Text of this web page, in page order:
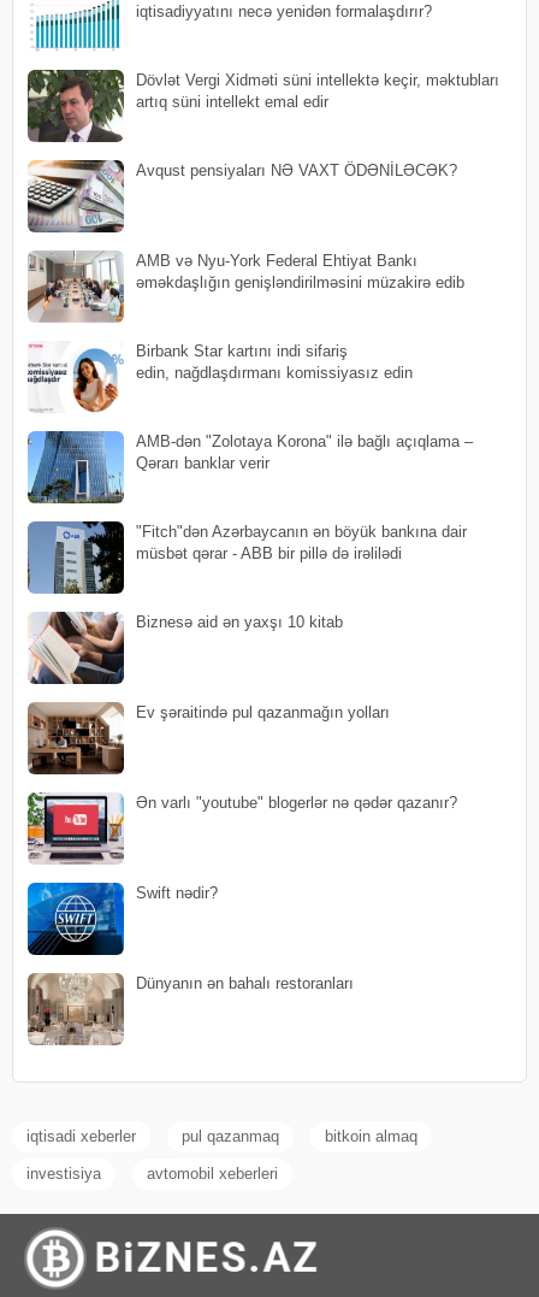
iqtisadiyyatını necə yenidən formalaşdırır?
Dövlət Vergi Xidməti süni intellektə keçir, məktubları
artıq süni intellekt emal edir
Avqust pensiyaları NƏ VAXT ÖDƏNİLƏCƏK?
AMB və Nyu-York Federal Ehtiyat Bankı
əməkdaşlığın genişləndirilməsini müzakirə edib
Birbank Star kartını indi sifariş
edin, nağdlaşdırmanı komissiyasız edin
AMB-dən "Zolotaya Korona" ilə bağlı açıqlama –
Qərarı banklar verir
"Fitch"dən Azərbaycanın ən böyük bankına dair
müsbət qərar - ABB bir pillə də irəlilədi
Biznesə aid ən yaxşı 10 kitab
Ev şəraitində pul qazanmağın yolları
Ən varlı "youtube" blogerlər nə qədər qazanır?
Swift nədir?
Dünyanın ən bahalı restoranları
iqtisadi xeberler pul qazanmaq bitkoin almaq
investisiya avtomobil xeberleri